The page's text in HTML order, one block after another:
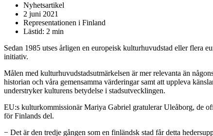
Nyhetsartikel
2 juni 2021
Representationen i Finland
Lästid: 2 min
Sedan 1985 utses årligen en europeisk kulturhuvudstad eller flera
initiativ.
Målen med kulturhuvudstadsutmärkelsen är mer relevanta än
historian och våra gemensamma värderingar samt att uppleva
understryker kulturens betydelse i stadsutvecklingen.
EU:s kulturkommissionär Mariya Gabriel gratulerar Uleåborg, de
för Finlands del.
− Det är den tredje gången som en finländsk stad får detta